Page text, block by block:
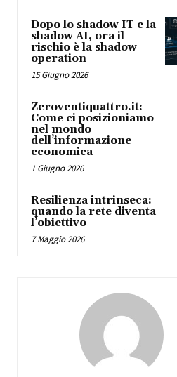
Dopo lo shadow IT e la
shadow AI, ora il
rischio è la shadow
operation
15 Giugno 2026
Zeroventiquattro.it:
Come ci posizioniamo
nel mondo
dell’informazione
economica
1 Giugno 2026
Resilienza intrinseca:
quando la rete diventa
l’obiettivo
7 Maggio 2026